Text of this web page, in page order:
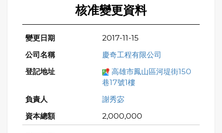
核准變更資料
2017-11-15
慶奇工程有限公司
高雄市鳳山區河堤街150
巷17號1樓
謝秀宓
2,000,000